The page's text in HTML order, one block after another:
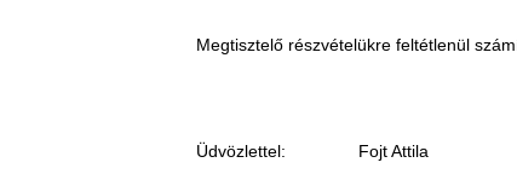
Megtisztelő részvételükre feltétlenül
Üdvözlettel: Fojt Attila